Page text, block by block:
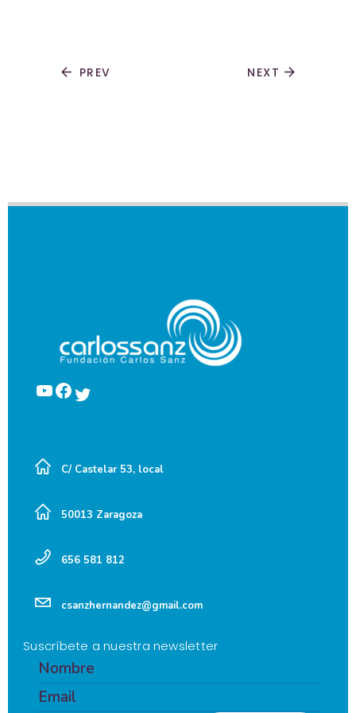
arrow_back PREV NEXT arrow_forward
YouTube
Facebook
Twitter
C/ Castelar 53, local
50013 Zaragoza
656 581 812
csanzhernandez@gmail.com
Suscríbete a nuestra newsletter